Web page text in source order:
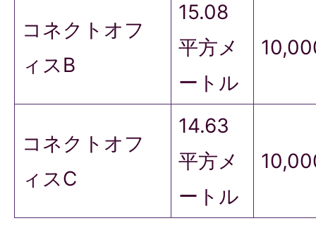
コネクトオフ
ィスB
15.08
平方メ
ートル
コネクトオフ
ィスC
14.63
平方メ
ートル